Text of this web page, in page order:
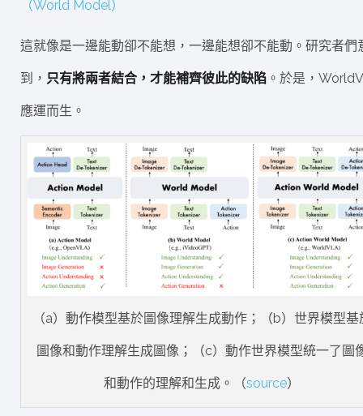
（World Model）
這就像是一邊能動卻不能想，一邊能想卻不能動。研究者們
到， 只有將兩者結合，才能補齊彼此的缺陷 。於是，
應運而生。
（a）動作模型基於圖像理解生成動作；（b）世界模型基
圖像和動作理解生成圖像；（c）動作世界模型統一了圖
和動作的理解和生成。（source）